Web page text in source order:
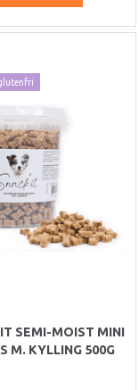
SEMI-MOIST MINI
M. KYLLING 500G